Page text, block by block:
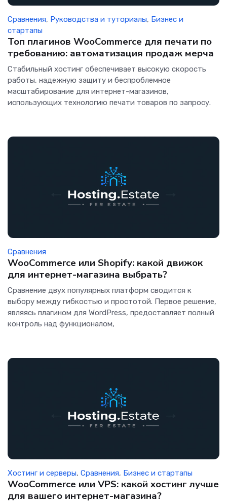
Сравнения, Руководства и туториалы, Бизнес и
стартапы
Топ плагинов WooCommerce для печати по
требованию: автоматизация продаж мерча
Стабильный хостинг обеспечивает высокую скорость
работы, надежную защиту и беспроблемное
масштабирование для интернет-магазинов,
использующих технологию печати товаров по запросу.
Сравнения
WooCommerce или Shopify: какой движок
для интернет-магазина выбрать?
Сравнение двух популярных платформ сводится к
выбору между гибкостью и простотой. Первое решение,
являясь плагином для WordPress, предоставляет полный
контроль над функционалом,
Хостинг и серверы, Сравнения, Бизнес и стартапы
WooCommerce или VPS: какой хостинг лучше
для вашего интернет-магазина?